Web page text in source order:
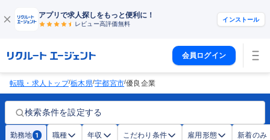
アプリで求人探しをもっと便利に！
レビュー高評価無料
インストール
会員ログイン
転職・求人トップ/栃木県/宇都宮市/優良企業
検索条件を設定する
勤務地 1 職種 年収 こだわり条件 雇用形態 新着のみ